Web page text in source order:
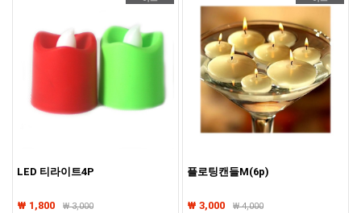
LED 티라이트4P
₩ 1,800 ₩3,000
플로팅캔들M(6p)
₩ 3,000 ₩4,000